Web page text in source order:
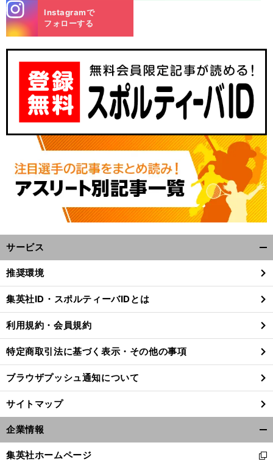
m
Instagramで
フォローする
サービス
閉
る
推奨環境
集英社ID・スポルティーバIDとは
利用規約・会員規約
特定商取引法に基づく表示・その他の事項
ブラウザプッシュ通知について
サイトマップ
企業情報
集英社ホームページ
新